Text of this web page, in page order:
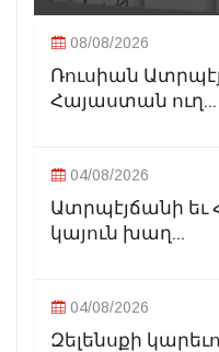
08/08/2026
Ռուսիան
Հայաստան ուղ...
04/08/2026
Ատրպէյճանի եւ
կայուն խաղ...
04/08/2026
Զելենսքի